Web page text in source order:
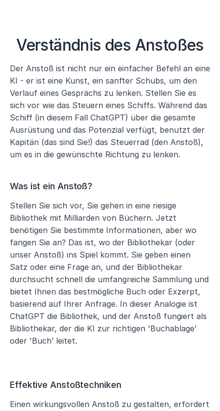
Verständnis des Anstoßes
Der Anstoß ist nicht nur ein einfacher Befehl an eine
KI - er ist eine Kunst, ein sanfter Schubs, um den
Verlauf eines Gesprächs zu lenken. Stellen Sie es
sich vor wie das Steuern eines Schiffs. Während das
Schiff (in diesem Fall ChatGPT) über die gesamte
Ausrüstung und das Potenzial verfügt, benutzt der
Kapitän (das sind Sie!) das Steuerrad (den Anstoß),
um es in die gewünschte Richtung zu lenken.
Was ist ein Anstoß?
Stellen Sie sich vor, Sie gehen in eine riesige
Bibliothek mit Milliarden von Büchern. Jetzt
benötigen Sie bestimmte Informationen, aber wo
fangen Sie an? Das ist, wo der Bibliothekar (oder
unser Anstoß) ins Spiel kommt. Sie geben einen
Satz oder eine Frage an, und der Bibliothekar
durchsucht schnell die umfangreiche Sammlung und
bietet Ihnen das bestmögliche Buch oder Exzerpt,
basierend auf Ihrer Anfrage. In dieser Analogie ist
ChatGPT die Bibliothek, und der Anstoß fungiert als
Bibliothekar, der die KI zur richtigen 'Buchablage’
oder 'Buch’ leitet.
Effektive Anstoßtechniken
Einen wirkungsvollen Anstoß zu gestalten, erfordert